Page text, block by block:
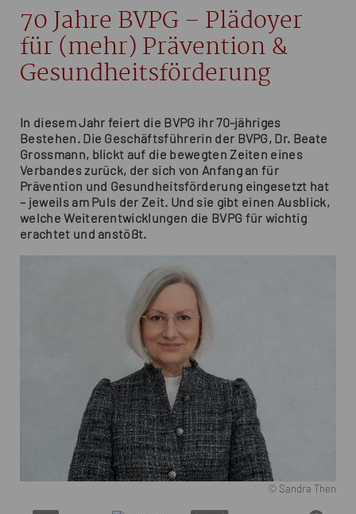
70 Jahre BVPG – Plädoyer
für (mehr) Prävention &
Gesundheitsförderung
In diesem Jahr feiert die BVPG ihr 70-jähriges
Bestehen. Die Geschäftsführerin der BVPG, Dr. Beate
Grossmann, blickt auf die bewegten Zeiten eines
Verbandes zurück, der sich von Anfang an für
Prävention und Gesundheitsförderung eingesetzt hat
– jeweils am Puls der Zeit. Und sie gibt einen Ausblick,
welche Weiterentwicklungen die BVPG für wichtig
erachtet und anstößt.
© Sandra Then